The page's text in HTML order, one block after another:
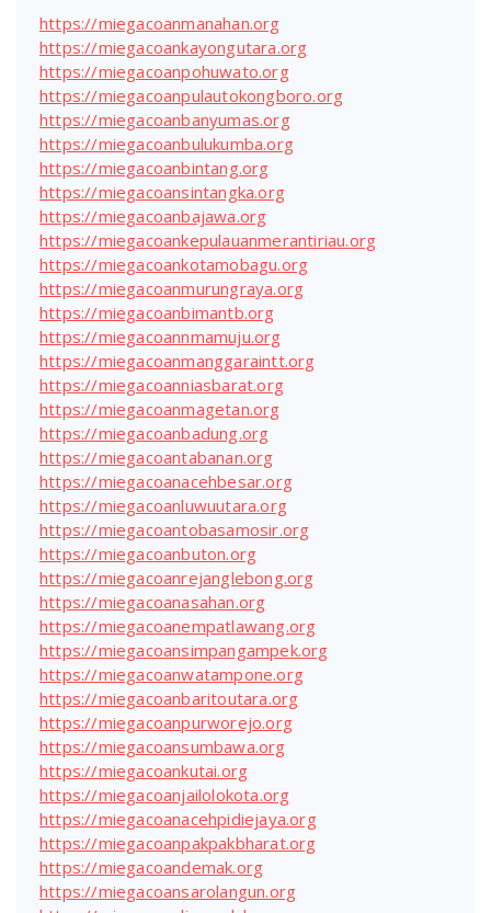
https://miegacoanmanahan.org
https://miegacoankayongutara.org
https://miegacoanpohuwato.org
https://miegacoanpulautokongboro.org
https://miegacoanbanyumas.org
https://miegacoanbulukumba.org
https://miegacoanbintang.org
https://miegacoansintangka.org
https://miegacoanbajawa.org
https://miegacoankepulauanmerantiriau.org
https://miegacoankotamobagu.org
https://miegacoanmurungraya.org
https://miegacoanbimantb.org
https://miegacoannmamuju.org
https://miegacoanmanggaraintt.org
https://miegacoanniasbarat.org
https://miegacoanmagetan.org
https://miegacoanbadung.org
https://miegacoantabanan.org
https://miegacoanacehbesar.org
https://miegacoanluwuutara.org
https://miegacoantobasamosir.org
https://miegacoanbuton.org
https://miegacoanrejanglebong.org
https://miegacoanasahan.org
https://miegacoanempatlawang.org
https://miegacoansimpangampek.org
https://miegacoanwatampone.org
https://miegacoanbaritoutara.org
https://miegacoanpurworejo.org
https://miegacoansumbawa.org
https://miegacoankutai.org
https://miegacoanjailolokota.org
https://miegacoanacehpidiejaya.org
https://miegacoanpakpakbharat.org
https://miegacoandemak.org
https://miegacoansarolangun.org